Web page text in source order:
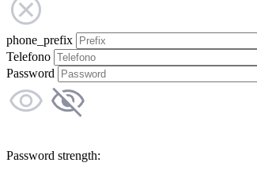
phone_prefix
Telefono
Password
Password strength: